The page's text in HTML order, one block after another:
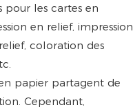
pour les cartes en
en relief, impression
coloration des
papier partagent de
Cependant,